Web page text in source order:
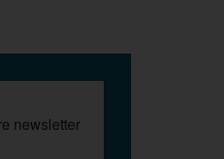
newsletter